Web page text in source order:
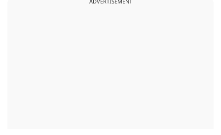
ADVERTISEMENT